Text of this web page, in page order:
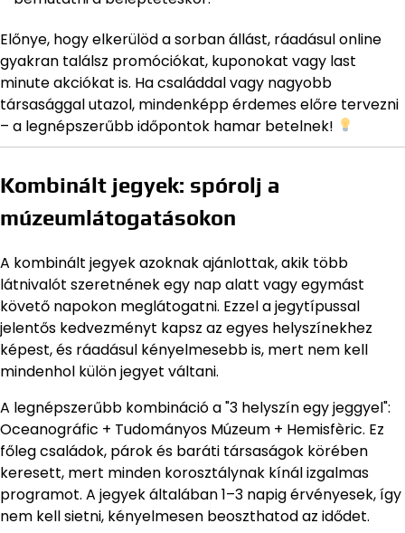
Előnye, hogy elkerülöd a sorban állást, ráadásul online
gyakran találsz promóciókat, kuponokat vagy last
minute akciókat is. Ha családdal vagy nagyobb
társasággal utazol, mindenképp érdemes előre tervezni
– a legnépszerűbb időpontok hamar betelnek!
Kombinált jegyek: spórolj a
múzeumlátogatásokon
A kombinált jegyek azoknak ajánlottak, akik több
látnivalót szeretnének egy nap alatt vagy egymást
követő napokon meglátogatni. Ezzel a jegytípussal
jelentős kedvezményt kapsz az egyes helyszínekhez
képest, és ráadásul kényelmesebb is, mert nem kell
mindenhol külön jegyet váltani.
A legnépszerűbb kombináció a "3 helyszín egy jeggyel":
Oceanográfic + Tudományos Múzeum + Hemisfèric. Ez
főleg családok, párok és baráti társaságok körében
keresett, mert minden korosztálynak kínál izgalmas
programot. A jegyek általában 1–3 napig érvényesek, így
nem kell sietni, kényelmesen beoszthatod az idődet.